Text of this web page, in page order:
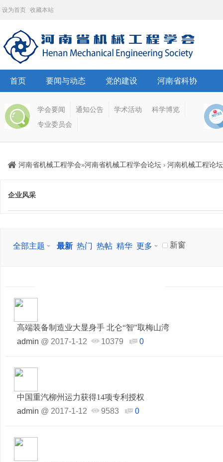
设为首页 收藏本站
首页 要闻与动态 党的建设 河南省科协
学会要闻 通知公告 学术活动
科学博览
专业委员会
河南省机械工程学会»河南省机械工程学会论坛 › 河南机械工程论坛
企业风采
新窗
全部主题 最新 热门 热帖 精华 更多
高端装备制造业大显身手 北仑“智”取梅山湾
admin @ 2017-1-12 10379 0
中国重汽柳州运力获得14项专利授权
admin @ 2017-1-12 9583 0